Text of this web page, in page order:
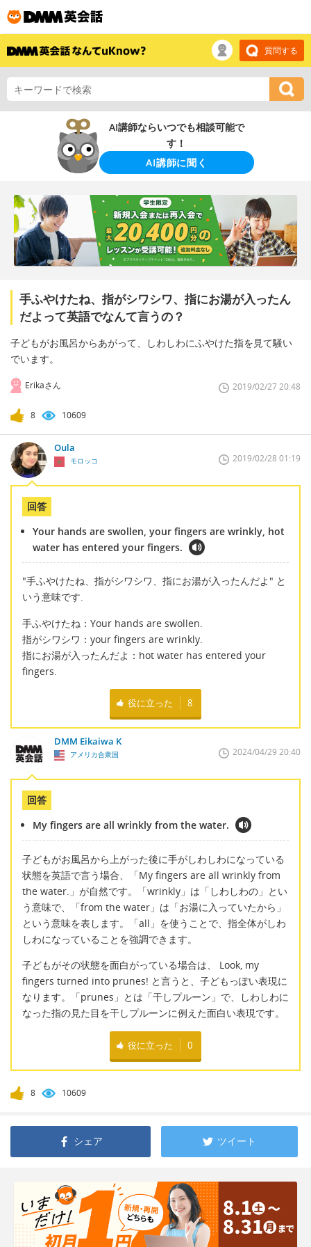
質問する
AI講師ならいつでも相談可能で
す！
AI講師に聞く
手ふやけたね、指がシワシワ、指にお湯が入ったん
だよって英語でなんて言うの？
子どもがお風呂からあがって、しわしわにふやけた指を見て騒い
でいます。
Erikaさん 2019/02/27 20:48
8 10609
Oula
モロッコ 2019/02/28 01:19
回答
Your hands are swollen, your fingers are wrinkly, hot
water has entered your fingers.
"手ふやけたね、指がシワシワ、指にお湯が入ったんだよ" と
いう意味です.
手ふやけたね：Your hands are swollen.
指がシワシワ：your fingers are wrinkly.
指にお湯が入ったんだよ：hot water has entered your
fingers.
役に立った 8
DMM Eikaiwa K
アメリカ合衆国 2024/04/29 20:40
回答
My fingers are all wrinkly from the water.
子どもがお風呂から上がった後に手がしわしわになっている
状態を英語で言う場合、「My fingers are all wrinkly from
the water.」が自然です。「wrinkly」は「しわしわの」とい
う意味で、「from the water」は「お湯に入っていたから」
という意味を表します。「all」を使うことで、指全体がしわ
しわになっていることを強調できます。
子どもがその状態を面白がっている場合は、 Look, my
fingers turned into prunes! と言うと、子どもっぽい表現に
なります。「prunes」とは「干しプルーン」で、しわしわに
なった指の見た目を干しプルーンに例えた面白い表現です。
役に立った 0
8 10609
シェア ツイート